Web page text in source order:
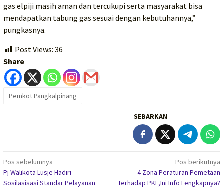
gas elpiji masih aman dan tercukupi serta masyarakat bisa
mendapatkan tabung gas sesuai dengan kebutuhannya,”
pungkasnya.
Post Views: 36
Share
Pemkot Pangkalpinang
SEBARKAN
Navigasi
pos
Pos sebelumnya
Pj Walikota Lusje Hadiri
Sosilasisasi Standar Pelayanan
Pos berikutnya
4 Zona Peraturan Pemetaan
Terhadap PKL,Ini Info Lengkapnya?